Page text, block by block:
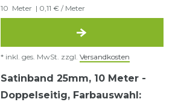
10 Meter | 0,11 € / Meter
* inkl. ges. MwSt. zzgl. Versandkosten
Satinband 25mm, 10 Meter -
Doppelseitig, Farbauswahl: